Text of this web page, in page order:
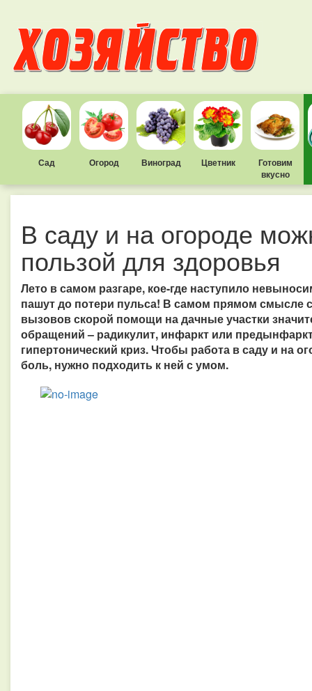
Сад Огород Виноград Цветник
Готовим
вкусно
В саду и на огороде
пользой для здоровья
Лето в самом разгаре, кое-где наступило
пашут до потери пульса! В самом прямом смысле
вызовов скорой помощи на дачные участки
обращений – радикулит, инфаркт или
гипертонический криз. Чтобы работа в саду и на
боль, нужно подходить к ней с умом.